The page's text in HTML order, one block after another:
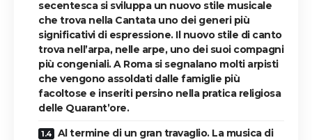
secentesca si sviluppa un nuovo stile musicale
che trova nella Cantata uno dei generi più
significativi di espressione. Il nuovo stile di canto
trova nell’arpa, nelle arpe, uno dei suoi compagni
più congeniali. A Roma si segnalano molti arpisti
che vengono assoldati dalle famiglie più
facoltose e inseriti persino nella pratica religiosa
delle Quarant’ore.
Al termine di un gran travaglio. La musica di